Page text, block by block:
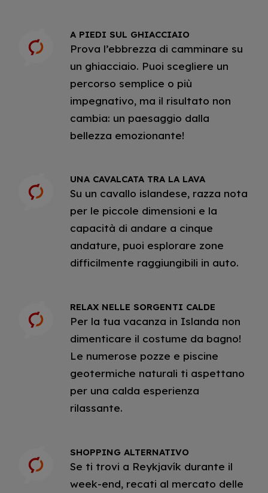
A PIEDI SUL GHIACCIAIO
Prova l’ebbrezza di camminare su
un ghiacciaio. Puoi scegliere un
percorso semplice o più
impegnativo, ma il risultato non
cambia: un paesaggio dalla
bellezza emozionante!
UNA CAVALCATA TRA LA LAVA
Su un cavallo islandese, razza nota
per le piccole dimensioni e la
capacità di andare a cinque
andature, puoi esplorare zone
difficilmente raggiungibili in auto.
RELAX NELLE SORGENTI CALDE
Per la tua vacanza in Islanda non
dimenticare il costume da bagno!
Le numerose pozze e piscine
geotermiche naturali ti aspettano
per una calda esperienza
rilassante.
SHOPPING ALTERNATIVO
Se ti trovi a Reykjavík durante il
week-end, recati al mercato delle